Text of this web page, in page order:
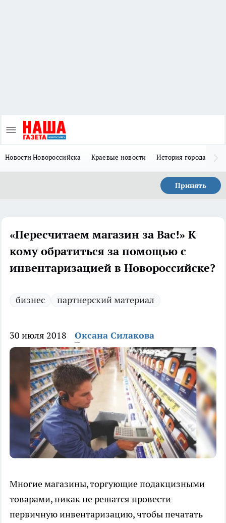
Новости Новороссийска Краевые новости История города Н
Принять
«Пересчитаем магазин за Вас!» К
кому обратиться за помощью с
инвентаризацией в Новороссийске?
бизнес партнерский материал
30 июля 2018 Оксана Силакова
Многие магазины, торгующие подакцизными
товарами, никак не решатся провести
первичную инвентаризацию, чтобы печатать